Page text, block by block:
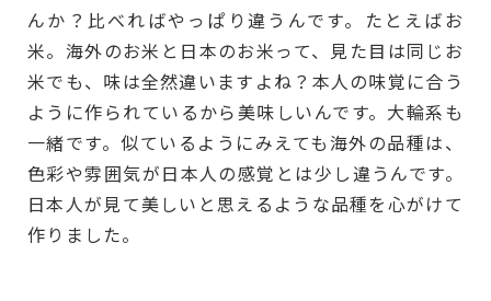
んか？比べればやっぱり違うんです。たとえばお
米。海外のお米と日本のお米って、見た目は同じお
米でも、味は全然違いますよね？本人の味覚に合う
ように作られているから美味しいんです。大輪系も
一緒です。似ているようにみえても海外の品種は、
色彩や雰囲気が日本人の感覚とは少し違うんです。
日本人が見て美しいと思えるような品種を心がけて
作りました。